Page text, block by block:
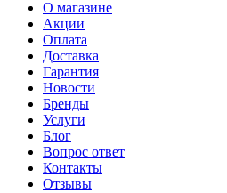
О магазине
Акции
Оплата
Доставка
Гарантия
Новости
Бренды
Услуги
Блог
Вопрос ответ
Контакты
Отзывы